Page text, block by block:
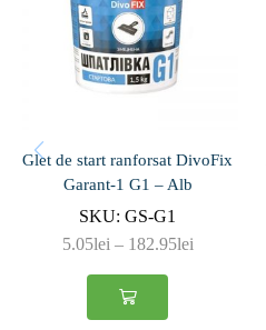
Glet de start ranforsat DivoFix
Garant-1 G1 – Alb
SKU: GS-G1
5.05lei – 182.95lei